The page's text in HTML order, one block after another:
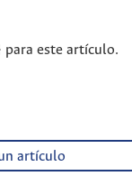
para este artículo.
artículo